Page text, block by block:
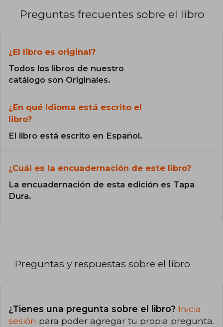
Preguntas frecuentes sobre el libro
¿El libro es original?
Todos los libros de nuestro
catálogo son Originales.
¿En qué Idioma está escrito el
libro?
El libro está escrito en Español.
¿Cuál es la encuadernación de este libro?
La encuadernación de esta edición es Tapa
Dura.
Preguntas y respuestas sobre el libro
¿Tienes una pregunta sobre el libro? Inicia
sesión para poder agregar tu propia pregunta.